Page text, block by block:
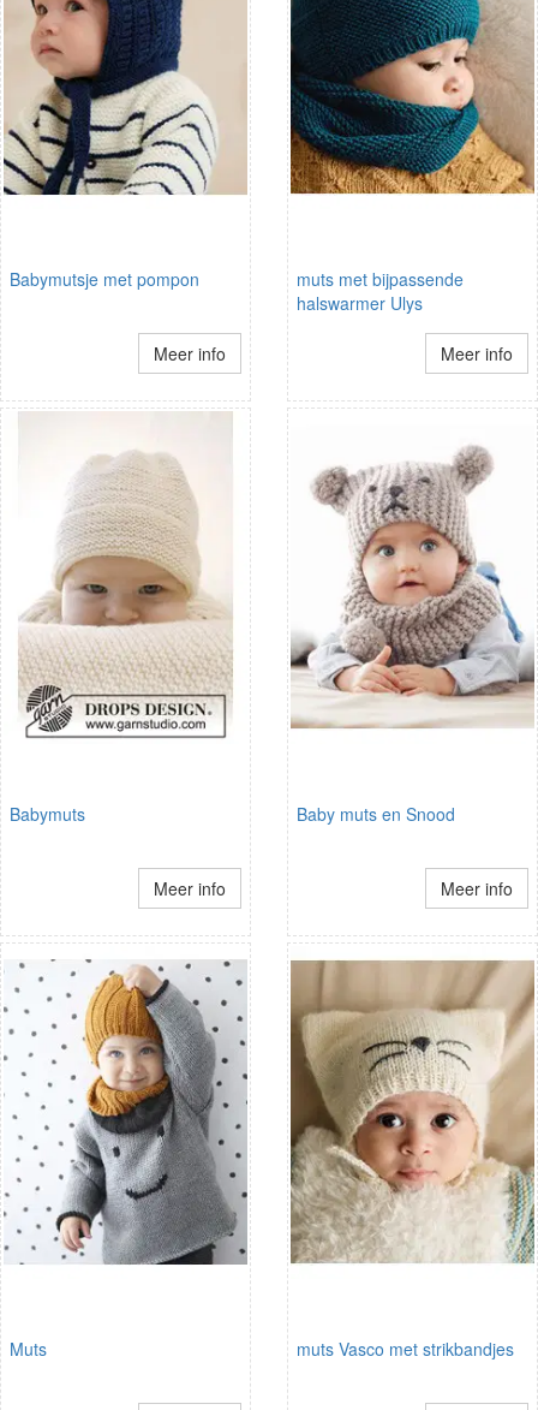
Babymutsje met pompon
Meer info
muts met bijpassende
halswarmer Ulys
Meer info
Babymuts
Meer info
Baby muts en Snood
Meer info
Muts muts Vasco met strikbandjes